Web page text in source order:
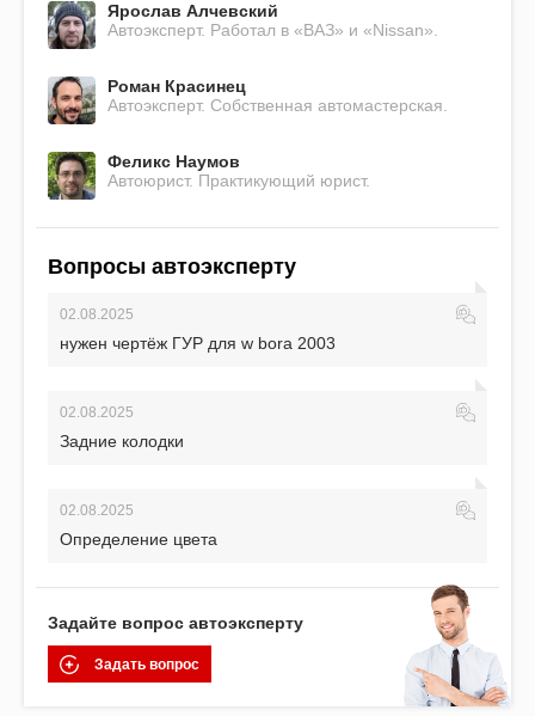
Ярослав Алчевский
Автоэксперт. Работал в «ВАЗ» и «Nissan».
Роман Красинец
Автоэксперт. Собственная автомастерская.
Феликс Наумов
Автоюрист. Практикующий юрист.
Вопросы автоэксперту
02.08.2025
нужен чертёж ГУР для w bora 2003
02.08.2025
Задние колодки
02.08.2025
Определение цвета
Задайте вопрос автоэксперту
Задать вопрос